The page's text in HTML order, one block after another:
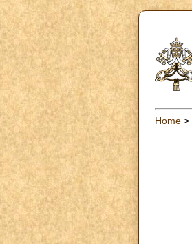
Home >